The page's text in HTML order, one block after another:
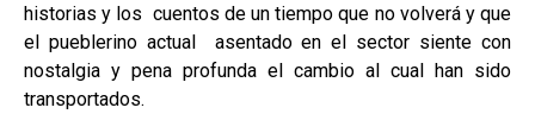
historias y los cuentos de un tiempo que no volverá y que
el pueblerino actual asentado en el sector siente con
nostalgia y pena profunda el cambio al cual han sido
transportados.